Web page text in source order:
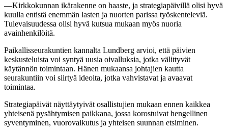
—Kirkkokunnan ikärakenne on haaste, ja strategiapäivillä olisi hyvä
kuulla entistä enemmän lasten ja nuorten parissa työskenteleviä.
Tulevaisuudessa olisi hyvä kutsua mukaan myös nuoria
avainhenkilöitä.
Paikallisseurakuntien kannalta Lundberg arvioi, että päivien
keskusteluista voi syntyä uusia oivalluksia, jotka välittyvät
käytännön toimintaan. Hänen mukaansa johtajien kautta
seurakuntiin voi siirtyä ideoita, jotka vahvistavat ja avaavat
toimintaa.
Strategiapäivät näyttäytyivät osallistujien mukaan ennen kaikkea
yhteisenä pysähtymisen paikkana, jossa korostuivat hengellinen
syventyminen, vuorovaikutus ja yhteisen suunnan etsiminen.